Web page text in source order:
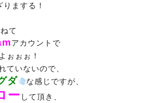
りまする！
て
アカウントで
ぉぉぉ！
ていないので、
ダ
な感じですが、
ー して頂き、